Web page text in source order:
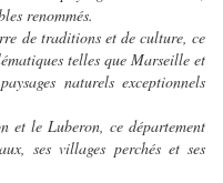
renommés.
de traditions et de culture, ce
telles que Marseille et
naturels exceptionnels
et le Luberon, ce département
ses villages perchés et ses